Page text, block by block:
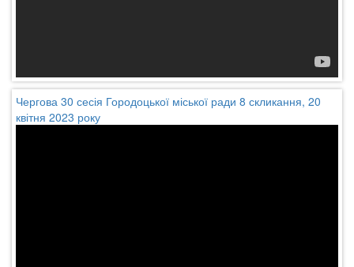
Чергова 30 сесія Городоцької міської ради 8 скликання, 20
квітня 2023 року